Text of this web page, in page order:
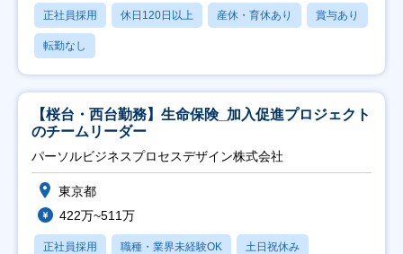
正社員採用 休日120日以上 産休・育休あり 賞与あり
転勤なし
【桜台・西台勤務】生命保険_加入促進プロジェクト
のチームリーダー
パーソルビジネスプロセスデザイン株式会社
東京都
422万~511万
正社員採用 職種・業界未経験OK 土日祝休み